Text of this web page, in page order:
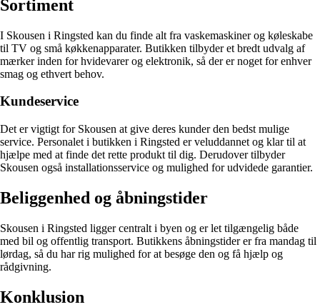
Sortiment
I Skousen i Ringsted kan du finde alt fra vaskemaskiner og køleskabe
til TV og små køkkenapparater. Butikken tilbyder et bredt udvalg af
mærker inden for hvidevarer og elektronik, så der er noget for enhver
smag og ethvert behov.
Kundeservice
Det er vigtigt for Skousen at give deres kunder den bedst mulige
service. Personalet i butikken i Ringsted er veluddannet og klar til at
hjælpe med at finde det rette produkt til dig. Derudover tilbyder
Skousen også installationsservice og mulighed for udvidede garantier.
Beliggenhed og åbningstider
Skousen i Ringsted ligger centralt i byen og er let tilgængelig både
med bil og offentlig transport. Butikkens åbningstider er fra mandag til
lørdag, så du har rig mulighed for at besøge den og få hjælp og
rådgivning.
Konklusion